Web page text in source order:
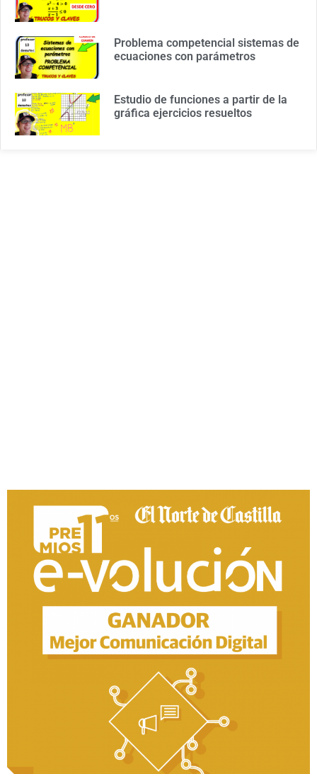
Problema competencial sistemas de
ecuaciones con parámetros
Estudio de funciones a partir de la
gráfica ejercicios resueltos